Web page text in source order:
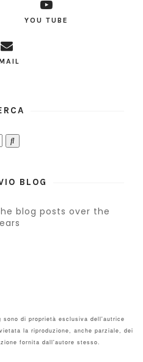
YOU TUBE
BLOG
blog posts over the
di proprietà esclusiva dell'autrice
la riproduzione, anche parziale, dei
fornita dall'autore stesso.